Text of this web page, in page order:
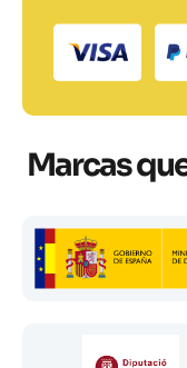
Marcas